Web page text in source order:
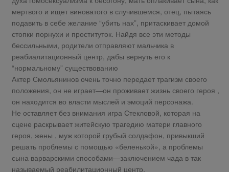
мертвого и ищет виноватого в случившемся, отец, пытаясь
подавить в себе желание “убить нах”, притаскивает домой
стопки порнухи и проституток. Найдя все эти методы
бессильными, родители отправляют мальчика в
реабиалитационный центр, дабы вернуть его к
“нормальному” существованию
Актер Смольянинов очень точно передает трагизм своего
положения, он не играет—он проживает жизнь своего героя ,
он находится во власти мыслей и эмоций персонажа.
Не оставляет без внимания игра Стекловой, которая на
сцене раскрывает житейскую трагедию матери главного
героя, жены , муж которой грубый солдафон, привыкший
решать проблемы с помощью «беленькой», а проблемы
сына варварскими способами—заключением чада в так
называемый реабилитационный центр.